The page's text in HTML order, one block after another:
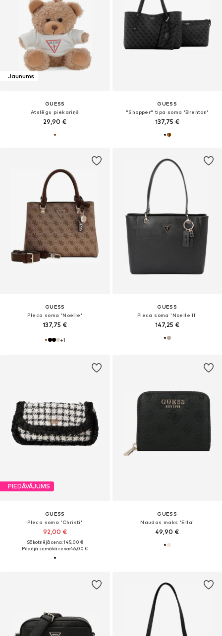
Jaunums
GUESS
Atslēgu piekariņš
29,90 €
GUESS
"Shopper" tipa soma 'Brenton'
137,75 €
GUESS
Pleca soma 'Noelle'
137,75 €
+1
GUESS
Pleca soma 'Noelle II'
147,25 €
PIEDĀVĀJUMS
GUESS
Pleca soma 'Christi'
92,00 €
Sākotnējā cena: 145,00 €
Pēdējā zemākā cena:46,00 €
GUESS
Naudas maks 'Ella'
49,90 €